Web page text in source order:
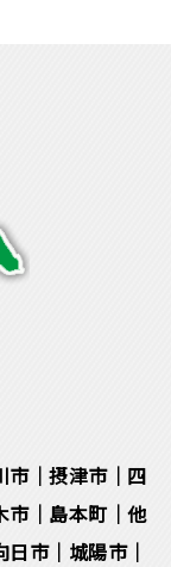
市｜摂津市｜四
市｜島本町｜他
市｜城陽市｜